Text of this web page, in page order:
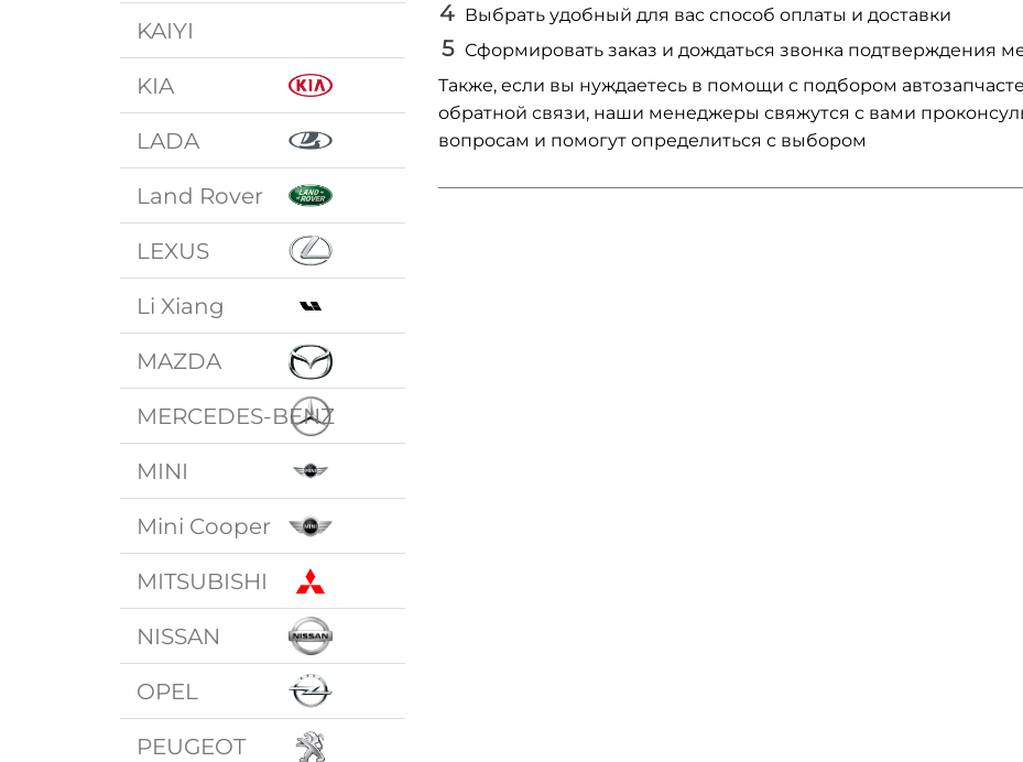
KAIYI
KIA
LADA
Land Rover
LEXUS
Li Xiang
MAZDA
MERCEDES-BENZ
MINI
Mini Cooper
MITSUBISHI
NISSAN
OPEL
PEUGEOT
Выбрать удобный для вас способ оплаты и доставки
Сформировать заказ и дождаться звонка подтверждения
Также, если вы нуждаетесь в помощи с подбором
обратной связи, наши менеджеры свяжутся с вами
вопросам и помогут определиться с выбором